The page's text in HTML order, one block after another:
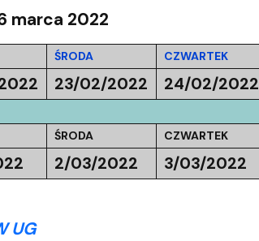
marca 2022
ŚRODA CZWARTEK
23/02/2022 24/02/2022
ŚRODA CZWARTEK
2/03/2022 3/03/2022
UG